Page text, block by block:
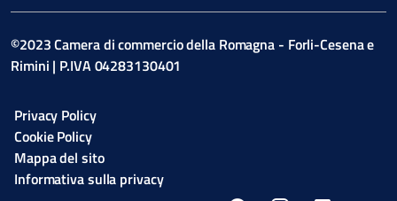
©2023 Camera di commercio della Romagna - Forli-Cesena e
Rimini | P.IVA 04283130401
Privacy Policy
Cookie Policy
Mappa del sito
Informativa sulla privacy